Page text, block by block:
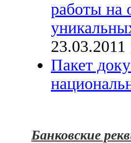
работы на
Пакет
Банковские